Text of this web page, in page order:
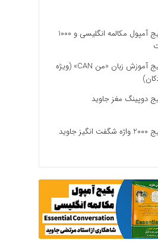
پکیج آمپول مکالمه انگلیسی و 1000
پکیج آموزش زبان «من CAN» (ویژه
دوپینگ مغز جاوید
جاوید